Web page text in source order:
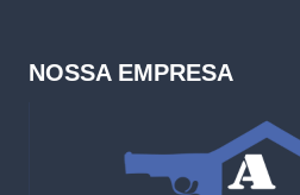
NOSSA EMPRESA